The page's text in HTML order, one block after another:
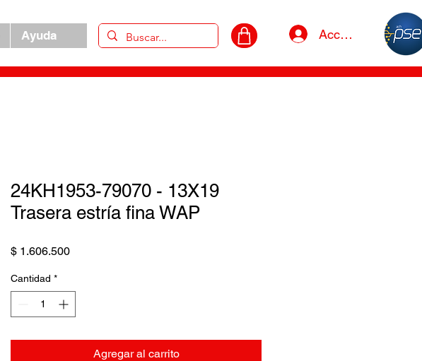
Ayuda Acceso
24KH1953-79070 - 13X19
Trasera estría fina WAP
$ 1.606.500Precio
Cantidad *
Agregar al carrito